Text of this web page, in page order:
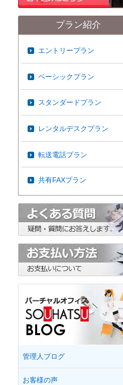
プラン紹介
エントリープラン
ベーシックプラン
スタンダードプラン
レンタルデスクプラン
転送電話プラン
共有FAXプラン
管理人ブログ
お客様の声